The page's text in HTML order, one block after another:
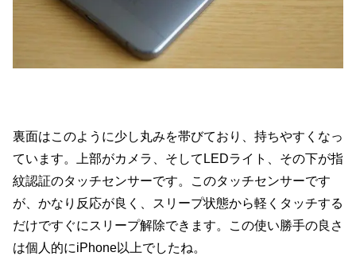
裏面はこのように少し丸みを帯びており、持ちやすくなっ
ています。上部がカメラ、そしてLEDライト、その下が指
紋認証のタッチセンサーです。このタッチセンサーです
が、かなり反応が良く、スリープ状態から軽くタッチする
だけですぐにスリープ解除できます。この使い勝手の良さ
は個人的にiPhone以上でしたね。